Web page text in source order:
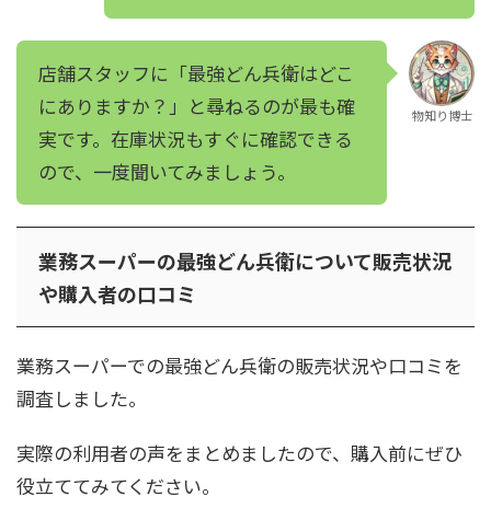
店舗スタッフに「最強どん兵衛はどこ
にありますか？」と尋ねるのが最も確
実です。在庫状況もすぐに確認できる
ので、一度聞いてみましょう。
物知り博士
業務スーパーの最強どん兵衛について販売状況
や購入者の口コミ
業務スーパーでの最強どん兵衛の販売状況や口コミを
調査しました。
実際の利用者の声をまとめましたので、購入前にぜひ
役立ててみてください。